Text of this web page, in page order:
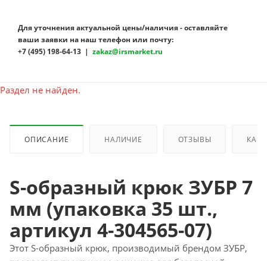
Для уточнения актуальной цены/наличия - оставляйте
ваши заявки на наш телефон или почту:
+7 (495) 198-64-13 | zakaz@irsmarket.ru
Раздел не найден.
ОПИСАНИЕ НАЛИЧИЕ ОТЗЫВЫ КАК
S-образный крюк ЗУБР 7
мм (упаковка 35 шт.,
артикул 4-304565-07)
Этот S-образный крюк, производимый брендом ЗУБР,